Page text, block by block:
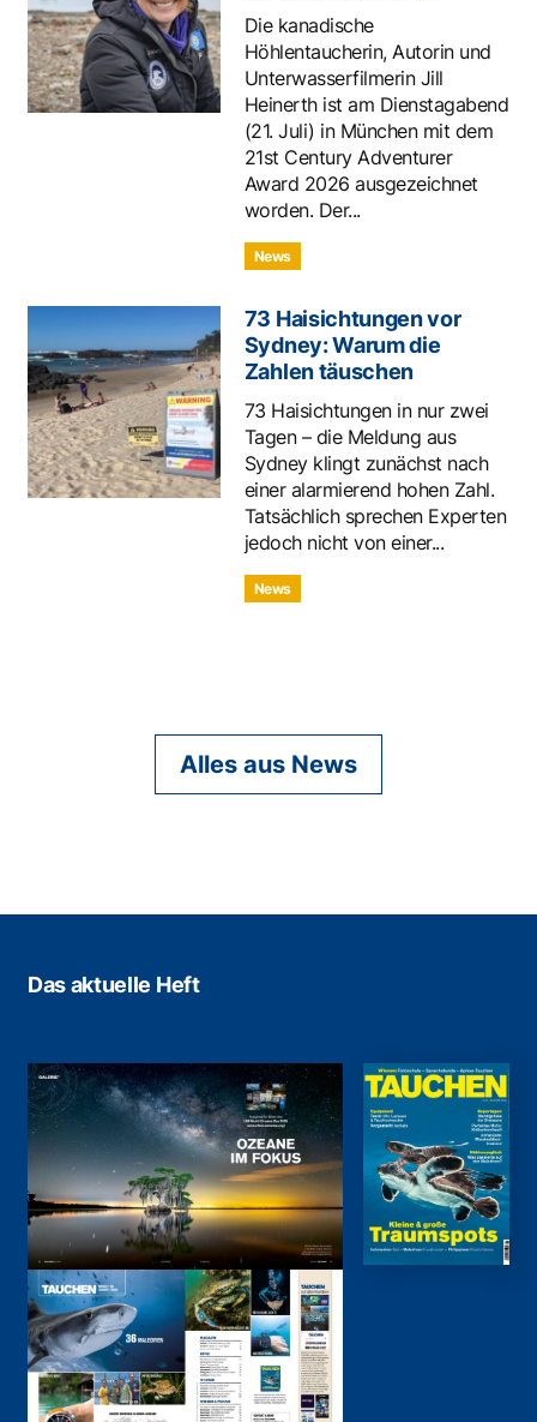
Die kanadische
Höhlentaucherin, Autorin und
Unterwasserfilmerin Jill
Heinerth ist am Dienstagabend
(21. Juli) in München mit dem
21st Century Adventurer
Award 2026 ausgezeichnet
worden. Der...
News
73 Haisichtungen vor
Sydney: Warum die
Zahlen täuschen
73 Haisichtungen in nur zwei
Tagen – die Meldung aus
Sydney klingt zunächst nach
einer alarmierend hohen Zahl.
Tatsächlich sprechen Experten
jedoch nicht von einer...
News
Alles aus News
Das aktuelle Heft